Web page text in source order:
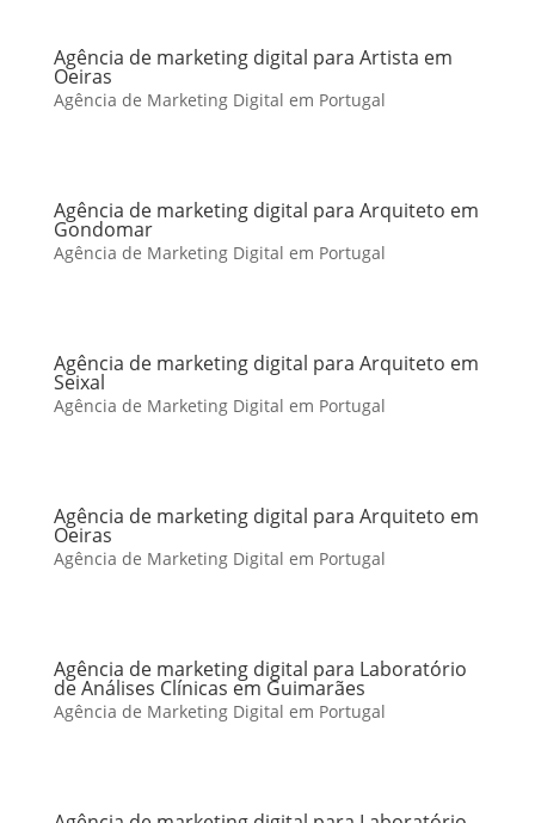
Agência de marketing digital para Artista em
Oeiras
Agência de Marketing Digital em Portugal
Agência de marketing digital para Arquiteto em
Gondomar
Agência de Marketing Digital em Portugal
Agência de marketing digital para Arquiteto em
Seixal
Agência de Marketing Digital em Portugal
Agência de marketing digital para Arquiteto em
Oeiras
Agência de Marketing Digital em Portugal
Agência de marketing digital para Laboratório
de Análises Clínicas em Guimarães
Agência de Marketing Digital em Portugal